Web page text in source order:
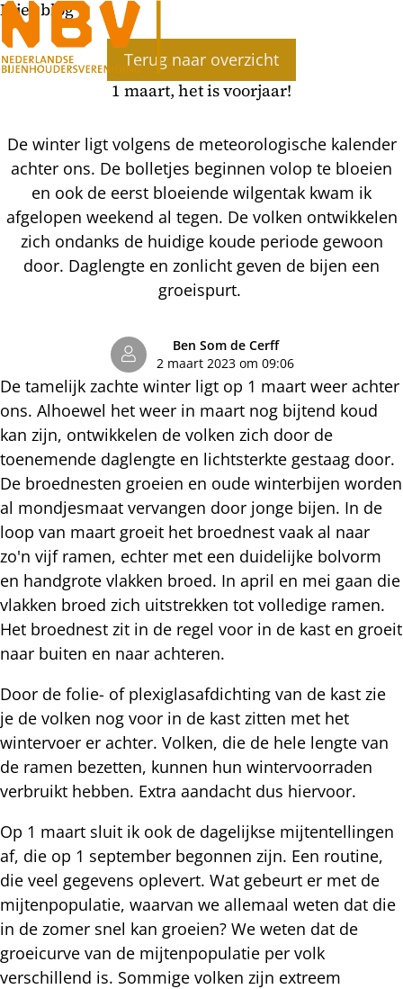
Bijenblog
Terug naar overzicht
1 maart, het is voorjaar!
De winter ligt volgens de meteorologische kalender
achter ons. De bolletjes beginnen volop te bloeien
en ook de eerst bloeiende wilgentak kwam ik
afgelopen weekend al tegen. De volken ontwikkelen
zich ondanks de huidige koude periode gewoon
door. Daglengte en zonlicht geven de bijen een
groeispurt.
Ben Som de Cerff
2 maart 2023 om 09:06
De tamelijk zachte winter ligt op 1 maart weer achter
ons. Alhoewel het weer in maart nog bijtend koud
kan zijn, ontwikkelen de volken zich door de
toenemende daglengte en lichtsterkte gestaag door.
De broednesten groeien en oude winterbijen worden
al mondjesmaat vervangen door jonge bijen. In de
loop van maart groeit het broednest vaak al naar
zo'n vijf ramen, echter met een duidelijke bolvorm
en handgrote vlakken broed. In april en mei gaan die
vlakken broed zich uitstrekken tot volledige ramen.
Het broednest zit in de regel voor in de kast en groeit
naar buiten en naar achteren.
Door de folie- of plexiglasafdichting van de kast zie
je de volken nog voor in de kast zitten met het
wintervoer er achter. Volken, die de hele lengte van
de ramen bezetten, kunnen hun wintervoorraden
verbruikt hebben. Extra aandacht dus hiervoor.
Op 1 maart sluit ik ook de dagelijkse mijtentellingen
af, die op 1 september begonnen zijn. Een routine,
die veel gegevens oplevert. Wat gebeurt er met de
mijtenpopulatie, waarvan we allemaal weten dat die
in de zomer snel kan groeien? We weten dat de
groeicurve van de mijtenpopulatie per volk
verschillend is. Sommige volken zijn extreem